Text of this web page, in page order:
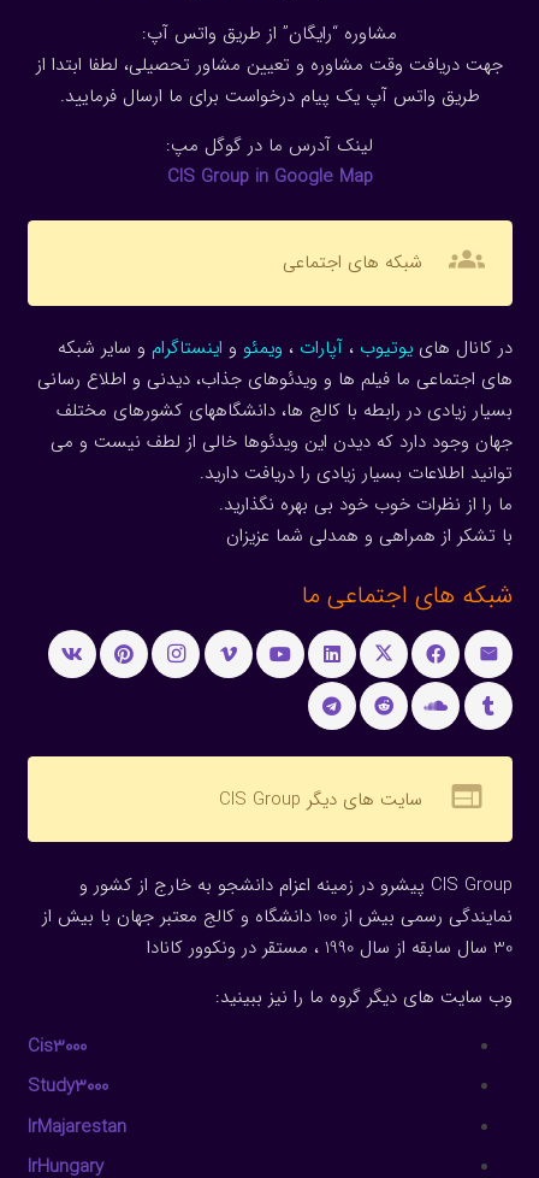
مشاوره “رایگان” از طریق واتس آپ:
جهت دریافت وقت مشاوره و تعیین مشاور تحصیلی، لطفا ابتدا از
طریق واتس آپ یک پیام درخواست برای ما ارسال فرمایید.
لینک آدرس ما در گوگل مپ:
CIS Group in Google Map
groups شبکه های اجتماعی
در کانال هاییوتیوب ، آپارات ، ویمئو و اینستاگرام و سایر شبکه
های اجتماعی ما فیلم ها و ویدئوهای جذاب، دیدنی و اطلاع رسانی
بسیار زیادی در رابطه با کالج ها، دانشگاههای کشورهای مختلف
جهان وجود دارد که دیدن این ویدئوها خالی از لطف نیست و می
توانید اطلاعات بسیار زیادی را دریافت دارید.
ما را از نظرات خوب خود بی بهره نگذارید.
با تشکر از همراهی و همدلی شما عزیزان
شبکه های اجتماعی ما
web سایت های دیگر CIS Group
CIS Group پیشرو در زمینه اعزام دانشجو به خارج از کشور و
نمایندگی رسمی بیش از 100 دانشگاه و کالج معتبر جهان با بیش از
30 سال سابقه از سال 1990 ، مستقر در ونکوور کانادا
وب سایت های دیگر گروه ما را نیز ببینید:
Cis3000
Study3000
IrMajarestan
IrHungary